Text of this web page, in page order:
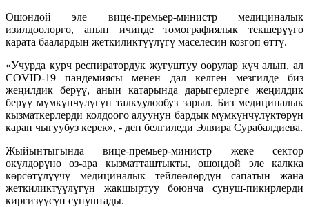
Ошондой эле вице-премьер-министр медициналык
изилдөөлөргө, анын ичинде томографиялык текшерүүгө
карата баалардын жеткиликтүүлүгү маселесин козгоп өттү.
«Учурда курч респиратордук жугуштуу оорулар күч алып, ал
COVID-19 пандемиясы менен дал келген мезгилде биз
жеңилдик берүү, анын катарында дарыгерлерге жеңилдик
берүү мүмкүнчүлүгүн талкуулообуз зарыл. Биз медициналык
кызматкерлерди колдоого алуунун бардык мүмкүнчүлүктөрүн
карап чыгуубуз керек», - деп белгиледи Элвира Сурабалдиева.
Жыйынтыгында вице-премьер-министр жеке сектор
өкүлдөрүнө өз-ара кызматташтыкты, ошондой эле калкка
көрсөтүлүүчү медициналык тейлөөлөрдүн сапатын жана
жеткиликтүүлүгүн жакшыртуу боюнча сунуш-пикирлерди
киргизүүсүн сунуштады.